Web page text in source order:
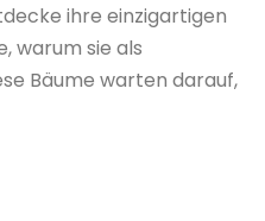
ihre einzigartigen
warum sie als
Bäume warten darauf,